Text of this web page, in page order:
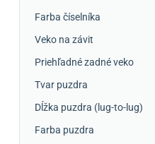
Farba číselníka
Veko na závit
Priehľadné zadné veko
Tvar puzdra
Dĺžka puzdra (lug-to-lug)
Farba puzdra